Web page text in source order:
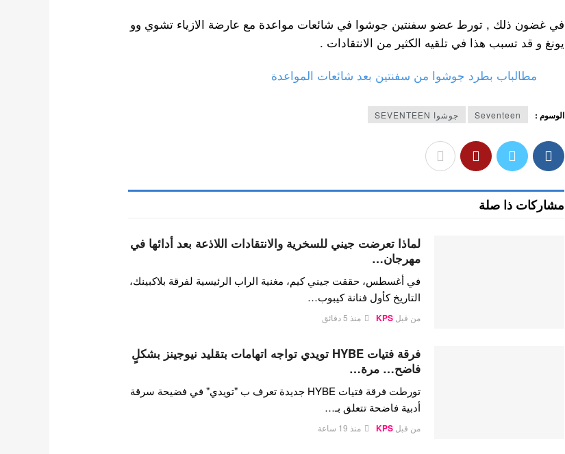
في غضون ذلك , تورط عضو سفنتين جوشوا في شائعات مواعدة مع عارضة الازياء تشوي وو
يونغ و قد تسبب هذا في تلقيه الكثير من الانتقادات .
مطالباب بطرد جوشوا من سفنتين بعد شائعات المواعدة
الوسوم : Seventeen جوشوا SEVENTEEN
مشاركات ذا صلة
لماذا تعرضت جيني للسخرية والانتقادات اللاذعة بعد أدائها في
مهرجان…
في أغسطس، حققت جيني كيم، مغنية الراب الرئيسية لفرقة بلاكبينك،
التاريخ كأول فنانة كيبوب…
من قبلKPS منذ 5 دقائق
فرقة فتيات HYBE تويدي تواجه اتهامات بتقليد نيوجينز بشكلٍ
فاضح… مرة…
تورطت فرقة فتيات HYBE جديدة تعرف ب "تويدي" في فضيحة سرقة
أدبية فاضحة تتعلق بـ…
من قبلKPS منذ 19 ساعة